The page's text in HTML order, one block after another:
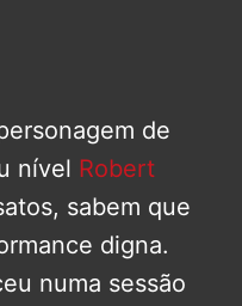
de
nível Robert
sabem que
digna.
numa sessão